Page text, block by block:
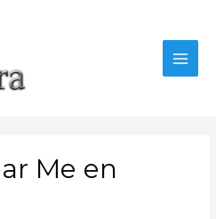
Me en